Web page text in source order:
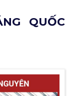
QUỐC